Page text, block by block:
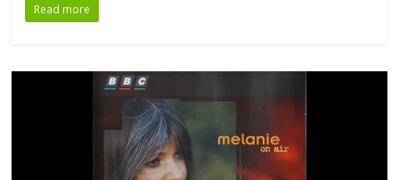
Read more